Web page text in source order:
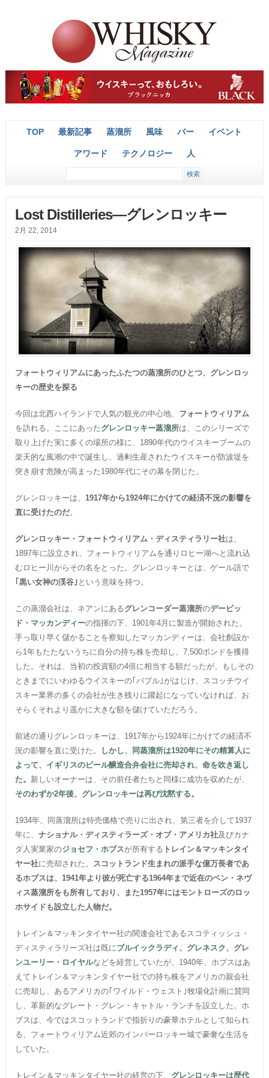
TOP 最新記事 蒸溜所 風味 バー イベント
アワード テクノロジー 人
Lost Distilleries―グレンロッキー
2月 22, 2014
フォートウィリアムにあったふたつの蒸溜所のひとつ、グレンロッ
キーの歴史を探る
今回は北西ハイランドで人気の観光の中心地、 フォートウィリアム
を訪れる。ここにあったグレンロッキー蒸溜所は、このシリーズで
取り上げた実に多くの場所の様に、1890年代のウイスキーブームの
楽天的な風潮の中で誕生し、過剰生産されたウイスキーが防波堤を
突き崩す危険が高まった1980年代にその幕を閉じた。
グレンロッキーは、 1917年から1924年にかけての経済不況の影響を
直に受けたのだ。
グレンロッキー・フォートウィリアム・ディスティラリー社は、
1897年に設立され、フォートウィリアムを通りロヒー湖へと流れ込
むロヒー川からその名をとった。グレンロッキーとは、ゲール語で
｢黒い女神の渓谷｣ という意味を持つ。
この蒸溜会社は、ネアンにあるグレンコーダー蒸溜所のデービッ
ド・マッカンディーの指揮の下、1901年4月に製造が開始された。
手っ取り早く儲かることを察知したマッカンディーは、会社創設か
ら1年もたたないうちに自分の持ち株を売却し、7,500ポンドを獲得
した。それは、当初の投資額の4倍に相当する額だったが、もしその
ときまでにいわゆるウイスキーの｢バブル｣がはじけ、スコッチウイ
スキー業界の多くの会社が生き残りに躍起になっていなければ、お
そらくそれより遥かに大きな額を儲けていただろう。
前述の通りグレンロッキーは、1917年から1924年にかけての経済不
況の影響を直に受けた。
しかし、同蒸溜所は1920年にその精算人に
よって、イギリスのビール醸造合弁会社に売却され、命を吹き返し
た。 新しいオーナーは、その前任者たちと同様に成功を収めたが、
そのわずか2年後、グレンロッキーは再び沈黙する。
1934年、同蒸溜所は特売価格で売りに出され、第三者を介して1937
年に、 ナショナル・ディスティラーズ・オブ・アメリカ社及びカナ
ダ人実業家のジョセフ・ホブスが所有する トレイン＆マッキンタイ
ヤー社に売却された。
スコットランド生まれの派手な億万長者であ
るホブスは、1941年より彼が死亡する1964年まで近在のベン・ネヴ
ィス蒸溜所をも所有しており、また1957年にはモントローズのロッ
ホサイドも設立した人物だ。
トレイン＆マッキンタイヤー社の関連会社であるスコティッシュ・
ディスティラリーズ社は既に ブルイックラディ、グレネスク、グレ
ンユーリー・ロイヤルなどを経営していたが、1940年、ホブスはあ
えてトレイン＆マッキンタイヤー社での持ち株をアメリカの親会社
に売却し、あるアメリカの｢ワイルド・ウェスト｣牧場化計画に賛同
し、革新的なグレート・グレン・キャトル・ランチを設立した。ホ
ブスは、今ではスコットランドで指折りの豪華ホテルとして知られ
る、フォートウィリアム近郊のインバーロッキー城で豪奢な生活を
していた。
トレイン＆マッキンタイヤー社の経営の下、 グレンロッキーは歴代